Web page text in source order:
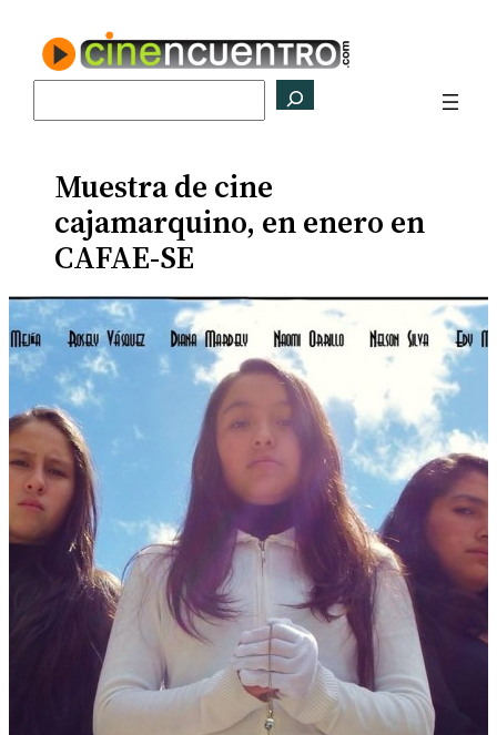
contenido
Muestra de cine
cajamarquino, en enero en
CAFAE-SE